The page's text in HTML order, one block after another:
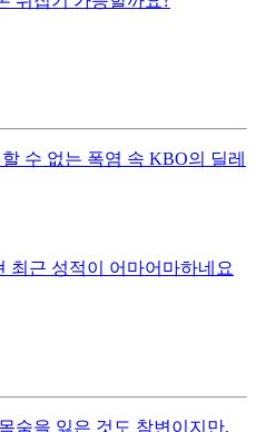
수 없는 폭염 속 KBO의 딜레
최근 성적이 어마어마하네요
숨을 잃은 것도 참변이지만,